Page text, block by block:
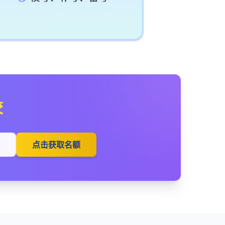
点击获取名额